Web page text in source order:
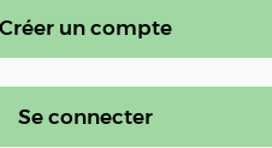
Créer un compte
Se connecter